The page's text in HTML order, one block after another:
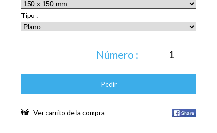
Tipo :
Número :
Pedir
Ver carrito de la compra